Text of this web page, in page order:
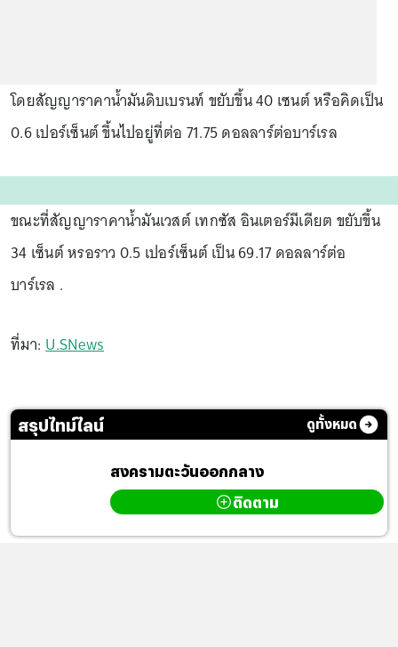
โดยสัญญาราคาน้ำมันดิบเบรนท์ ขยับขึ้น 40 เซนต์ หรือคิดเป็น
0.6 เปอร์เซ็นต์ ขึ้นไปอยู่ที่ต่อ 71.75 ดอลลาร์ต่อบาร์เรล
ขณะที่สัญญาราคาน้ำมันเวสต์ เทกซัส อินเตอร์มีเดียต ขยับขึ้น
34 เซ็นต์ หรอราว 0.5 เปอร์เซ็นต์ เป็น 69.17 ดอลลาร์ต่อ
บาร์เรล .
ที่มา:U.SNews
สรุปไทม์ไลน์ ดูทั้งหมด
สงครามตะวันออกกลาง
ติดตาม